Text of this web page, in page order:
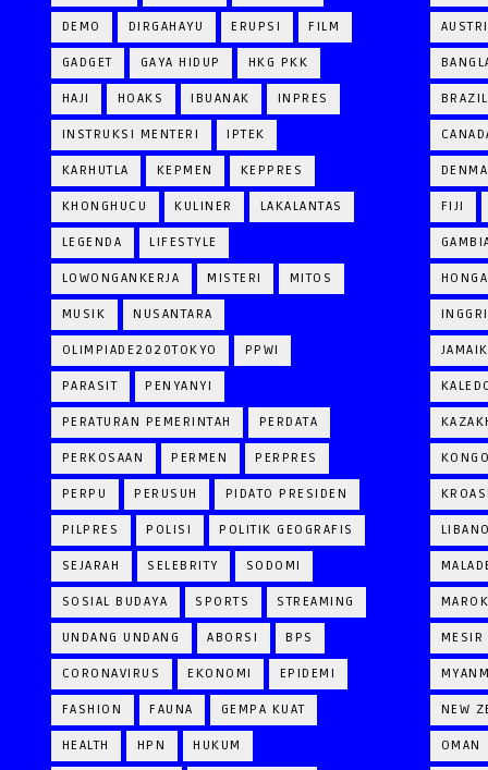
DEMO DIRGAHAYU ERUPSI FILM
GADGET GAYA HIDUP HKG PKK
HAJI HOAKS IBUANAK INPRES
INSTRUKSI MENTERI IPTEK
KARHUTLA KEPMEN KEPPRES
KHONGHUCU KULINER LAKALANTAS
LEGENDA LIFESTYLE
LOWONGANKERJA MISTERI MITOS
MUSIK NUSANTARA
OLIMPIADE2020TOKYO PPWI
PARASIT PENYANYI
PERATURAN PEMERINTAH PERDATA
PERKOSAAN PERMEN PERPRES
PERPU PERUSUH PIDATO PRESIDEN
PILPRES POLISI POLITIK GEOGRAFIS
SEJARAH SELEBRITY SODOMI
SOSIAL BUDAYA SPORTS STREAMING
UNDANG UNDANG ABORSI BPS
CORONAVIRUS EKONOMI EPIDEMI
FASHION FAUNA GEMPA KUAT
HEALTH HPN HUKUM
BRAZIL
FIJI
MESIR
NEW
OMAN